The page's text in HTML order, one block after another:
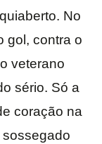
No
gol, contra o
veterano
sério. Só a
coração na